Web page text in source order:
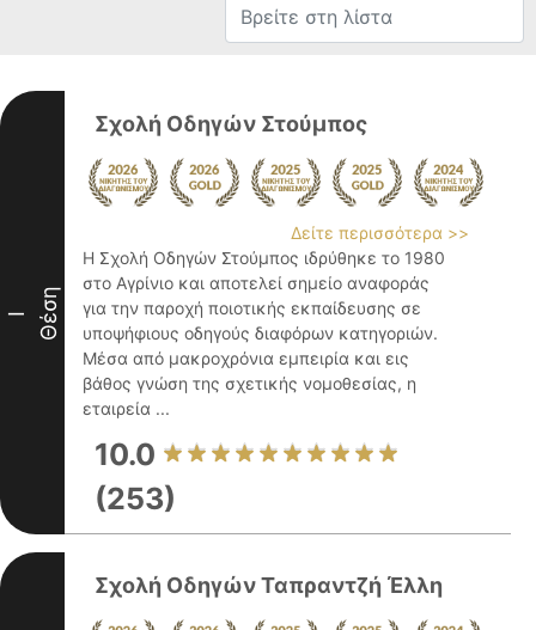
I Θέση
Σχολή Οδηγών Στούμπος
Δείτε περισσότερα >>
Η Σχολή Οδηγών Στούμπος ιδρύθηκε το 1980
στο Αγρίνιο και αποτελεί σημείο αναφοράς
για την παροχή ποιοτικής εκπαίδευσης σε
υποψήφιους οδηγούς διαφόρων κατηγοριών.
Μέσα από μακροχρόνια εμπειρία και εις
βάθος γνώση της σχετικής νομοθεσίας, η
εταιρεία ...
10.0
(253)
Σχολή Οδηγών Ταπραντζή Έλλη